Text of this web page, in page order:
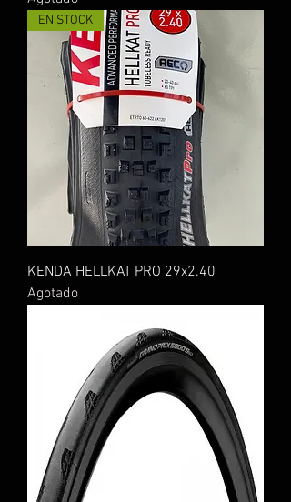
EN STOCK
KENDA HELLKAT PRO 29x2.40
Agotado